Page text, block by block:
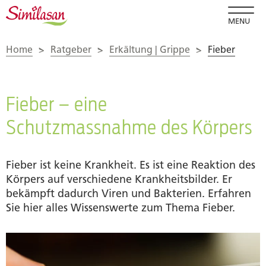
MENU
Home > Ratgeber > Erkältung | Grippe > Fieber
Fieber – eine
Schutzmassnahme des Körpers
Fieber ist keine Krankheit. Es ist eine Reaktion des
Körpers auf verschiedene Krankheitsbilder. Er
bekämpft dadurch Viren und Bakterien. Erfahren
Sie hier alles Wissenswerte zum Thema Fieber.